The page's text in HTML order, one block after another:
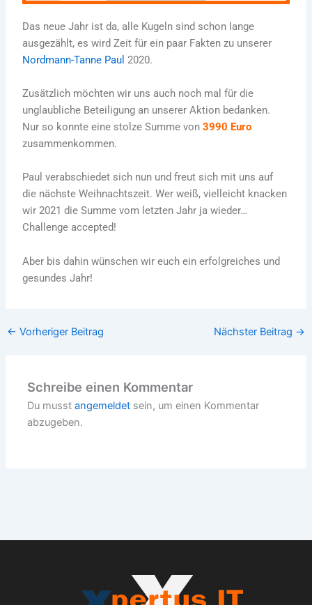
Das neue Jahr ist da, alle Kugeln sind schon lange
ausgezählt, es wird Zeit für ein paar Fakten zu unserer
Nordmann-Tanne Paul 2020.
Zusätzlich möchten wir uns auch noch mal für die
unglaubliche Beteiligung an unserer Aktion bedanken.
Nur so konnte eine stolze Summe von 3990 Euro
zusammenkommen.
Paul verabschiedet sich nun und freut sich mit uns auf
die nächste Weihnachtszeit. Wer weiß, vielleicht knacken
wir 2021 die Summe vom letzten Jahr ja wieder…
Challenge accepted!
Aber bis dahin wünschen wir euch ein erfolgreiches und
gesundes Jahr!
← Vorheriger Beitrag Nächster Beitrag →
Schreibe einen Kommentar
Du musstangemeldet sein, um einen Kommentar
abzugeben.